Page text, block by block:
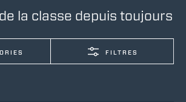
la classe depuis toujours
FILTRES